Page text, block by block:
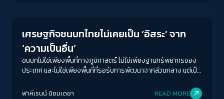
เศรษฐกิจชนบทไทยไม่เคยเป็น ‘อิสระ’ จาก
‘ความเป็นอื่น’
ชนบทไม่ใช่เพียงพื้นที่ทางภูมิศาสตร์ ไม่ใช่เพียงฐานทรัพยากรของ
ประเทศ และไม่ใช่เพียงพื้นที่ที่รอรับการพัฒนาจากส่วนกลาง แต่เป็น
ฟาห์เรนน์ นิยมเดชา READ MORE